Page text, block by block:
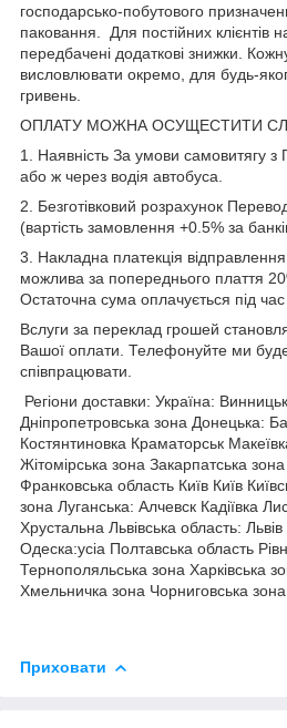
господарсько-побутового
паковання. Для постійних клієнтів
передбачені додаткові знижки.
висловлювати окремо, для будь-
гривень.
ОПЛАТУ МОЖНА ОСУЩЕСТИТИ
1. Наявність За умови самовитягу
або ж через водія автобуса.
2. Безготівковий розрахунок
(вартість замовлення +0.5% за
3. Накладна платекція
можлива за попереднього плаття
Остаточна сума оплачується під
Вслуги за переклад грошей
Вашої оплати. Телефонуйте ми
співпрацювати.
Регіони доставки: Україна:
Дніпропетровська зона Донецька:
Костянтиновка Краматорськ
Жітомірська зона Закарпатська
Франковська область Київ Київ
зона Луганська: Алчевск Кадіївка
Хрустальна Львівська область:
Одеска:усіа Полтавська область
Тернополяльська зона Харківська
Хмельничка зона Чорниговська
Приховати